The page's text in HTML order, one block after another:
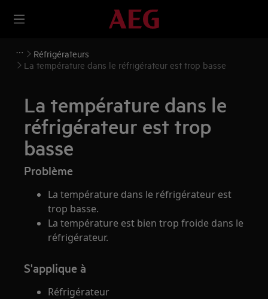
Réfrigérateurs
La température dans le réfrigérateur est trop basse
La température dans le
réfrigérateur est trop
basse
Problème
La température dans le réfrigérateur est
trop basse.
La température est bien trop froide dans le
réfrigérateur.
S'applique à
Réfrigérateur